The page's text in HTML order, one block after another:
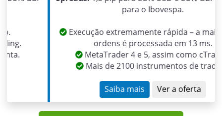
para o Ibovespa.
Execução extremamente rápida – a maioria das
ordens é processada em 13 ms.
MetaTrader 4 e 5, assim como cTrader.
Mais de 2100 instrumentos de trading.
Ver a oferta